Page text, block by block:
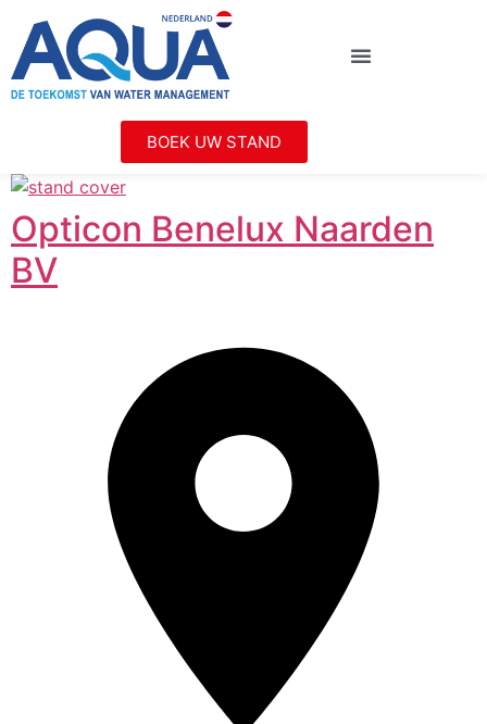
BOEK UW STAND
Opticon Benelux Naarden
BV